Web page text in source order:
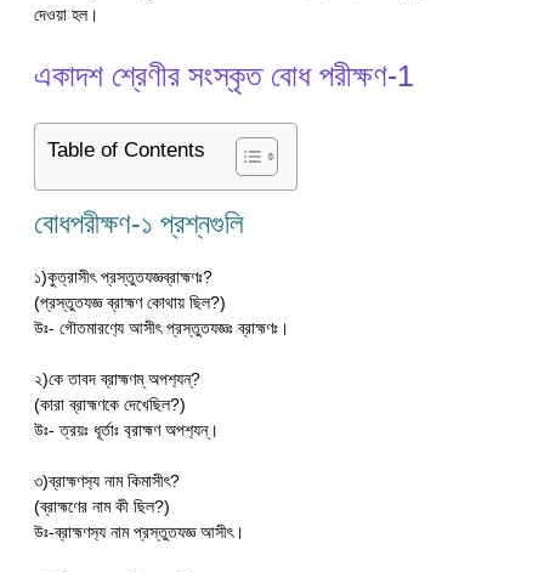
দেওয়া হল।
একাদশ শ্রেণীর সংস্কৃত বোধ পরীক্ষণ-1
Table of Contents
বোধপরীক্ষণ-১ প্রশ্নগুলি
১)কুত্রাসীৎ প্রস্তুতযজ্ঞব্রাহ্মণঃ?
(প্রস্তুতযজ্ঞ ব্রাহ্মণ কোথায় ছিল?)
উঃ- গৌতমারণ‍্যে আসীৎ প্রস্তুতযজ্ঞঃ ব্রাহ্মণঃ।
২)কে তাবদ ব্রাহ্মণম্ অপশ‍্যন্?
(কারা ব্রাহ্মণকে দেখেছিল?)
উঃ- ত্রয়ঃ ধূর্তাঃ ব‍্রাহ্মণ অপশ‍্যন্।
৩)ব্রাহ্মণস‍্য নাম কিমাসীৎ?
(ব্রাহ্মণের নাম কী ছিল?)
উঃ-ব্রাহ্মণস‍্য নাম প্রস্তুতযজ্ঞ আসীৎ।